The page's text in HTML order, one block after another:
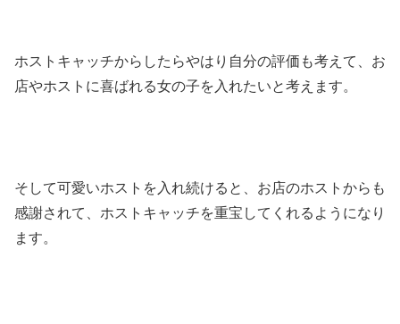
ホストキャッチからしたらやはり自分の評価も考えて、お
店やホストに喜ばれる女の子を入れたいと考えます。
そして可愛いホストを入れ続けると、お店のホストからも
感謝されて、ホストキャッチを重宝してくれるようになり
ます。